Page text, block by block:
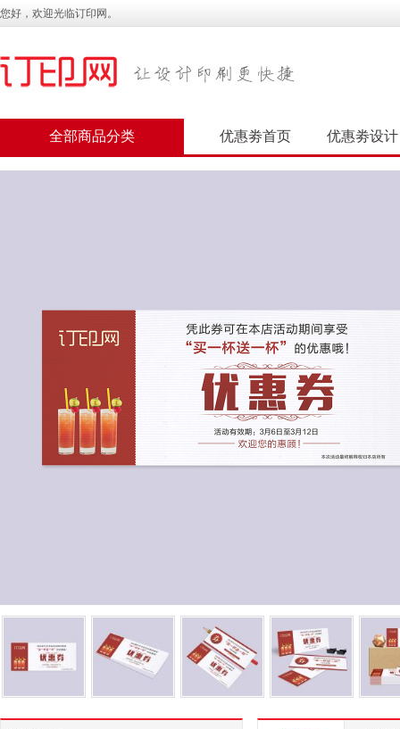
您好，欢迎光临订印网。
全部商品分类 优惠劵首页 优惠劵设计